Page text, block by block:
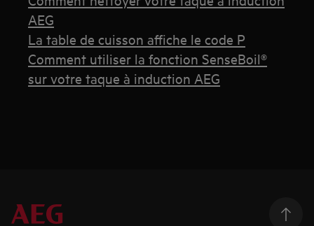
AEG
La table de cuisson affiche le code P
Comment utiliser la fonction SenseBoil®
sur votre taque à induction AEG